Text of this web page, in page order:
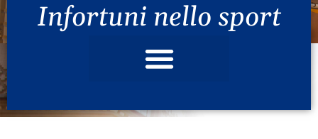
Infortuni nello sport